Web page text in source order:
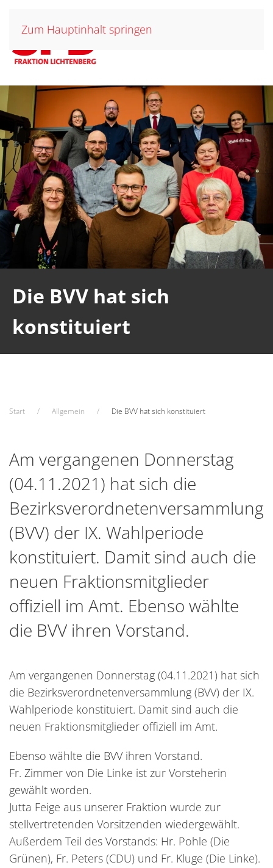
Zum Hauptinhalt springen
Die BVV hat sich
konstituiert
Start Allgemein Die BVV hat sich konstituiert
Am vergangenen Donnerstag
(04.11.2021) hat sich die
Bezirksverordnetenversammlung
(BVV) der IX. Wahlperiode
konstituiert. Damit sind auch die
neuen Fraktionsmitglieder
offiziell im Amt. Ebenso wählte
die BVV ihren Vorstand.
Am vergangenen Donnerstag (04.11.2021) hat sich
die Bezirksverordnetenversammlung (BVV) der IX.
Wahlperiode konstituiert. Damit sind auch die
neuen Fraktionsmitglieder offiziell im Amt.
Ebenso wählte die BVV ihren Vorstand.
Fr. Zimmer von Die Linke ist zur Vorsteherin
gewählt worden.
Jutta Feige aus unserer Fraktion wurde zur
stellvertretenden Vorsitzenden wiedergewählt.
Außerdem Teil des Vorstands: Hr. Pohle (Die
Grünen), Fr. Peters (CDU) und Fr. Kluge (Die Linke).